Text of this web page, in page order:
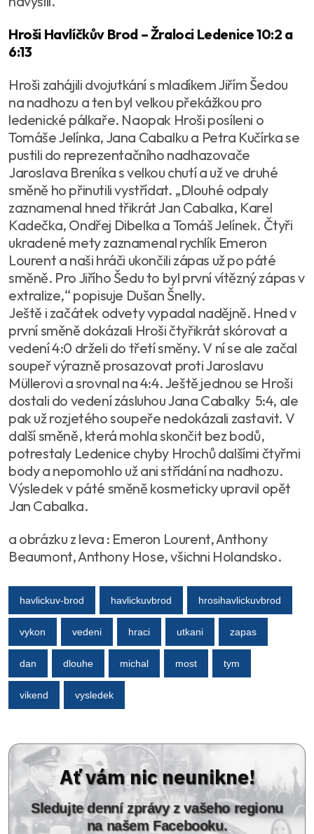
Hroši Havlíčkův Brod – Žraloci Ledenice 10:2 a
6:13
Hroši zahájili dvojutkání s mladíkem Jiřím Šedou
na nadhozu a ten byl velkou překážkou pro
ledenické pálkaře. Naopak Hroši posíleni o
Tomáše Jelínka, Jana Cabalku a Petra Kučírka se
pustili do reprezentačního nadhazovače
Jaroslava Breníka s velkou chutí a už ve druhé
směně ho přinutili vystřídat. „Dlouhé odpaly
zaznamenal hned třikrát Jan Cabalka, Karel
Kadečka, Ondřej Dibelka a Tomáš Jelínek. Čtyři
ukradené mety zaznamenal rychlík Emeron
Lourent a naši hráči ukončili zápas už po páté
směně. Pro Jiřího Šedu to byl první vítězný zápas v
extralize,“ popisuje Dušan Šnelly.
Ještě i začátek odvety vypadal nadějně. Hned v
první směně dokázali Hroši čtyřikrát skórovat a
vedení 4:0 drželi do třetí směny. V ní se ale začal
soupeř výrazně prosazovat proti Jaroslavu
Müllerovi a srovnal na 4:4. Ještě jednou se Hroši
dostali do vedení zásluhou Jana Cabalky 5:4, ale
pak už rozjetého soupeře nedokázali zastavit. V
další směně, která mohla skončit bez bodů,
potrestaly Ledenice chyby Hrochů dalšími čtyřmi
body a nepomohlo už ani střídání na nadhozu.
Výsledek v páté směně kosmeticky upravil opět
Jan Cabalka.
a obrázku z leva : Emeron Lourent, Anthony
Beaumont, Anthony Hose, všichni Holandsko.
havlickuv-brod havlickuvbrod hrosihavlickuvbrod
vykon vedeni hraci utkani zapas
dan dlouhe michal most tym
vikend vysledek
Ať vám nic neunikne!
Sledujte denní zprávy z vašeho regionu
na našem Facebooku.